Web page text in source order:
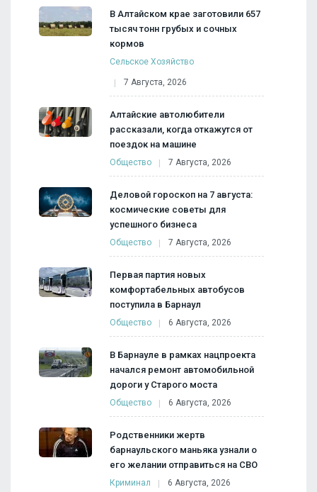
В Алтайском крае заготовили 657
тысяч тонн грубых и сочных
кормов
Сельское Хозяйство
7 Августа, 2026
Алтайские автолюбители
рассказали, когда откажутся от
поездок на машине
Общество 7 Августа, 2026
Деловой гороскоп на 7 августа:
космические советы для
успешного бизнеса
Общество 7 Августа, 2026
Первая партия новых
комфортабельных автобусов
поступила в Барнаул
Общество 6 Августа, 2026
В Барнауле в рамках нацпроекта
начался ремонт автомобильной
дороги у Старого моста
Общество 6 Августа, 2026
Родственники жертв
барнаульского маньяка узнали о
его желании отправиться на СВО
Криминал 6 Августа, 2026